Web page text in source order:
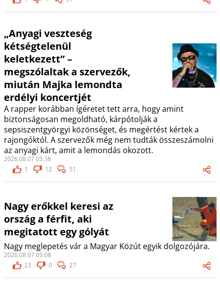
„Anyagi veszteség
kétségtelenül
keletkezett” –
megszólaltak a szervezők,
miután Majka lemondta
erdélyi koncertjét
A rapper korábban ígéretet tett arra, hogy amint
biztonságosan megoldható, kárpótolják a
sepsiszentgyörgyi közönséget, és megértést kértek a
rajongóktól. A szervezők még nem tudták összeszámolni
az anyagi kárt, amit a lemondás okozott.
2026.08.07 05:38
1
12 51
Nagy erőkkel keresi az
ország a férfit, aki
megitatott egy gólyát
Nagy meglepetés vár a Magyar Közút egyik dolgozójára.
2026.08.07 05:08
23
0 27